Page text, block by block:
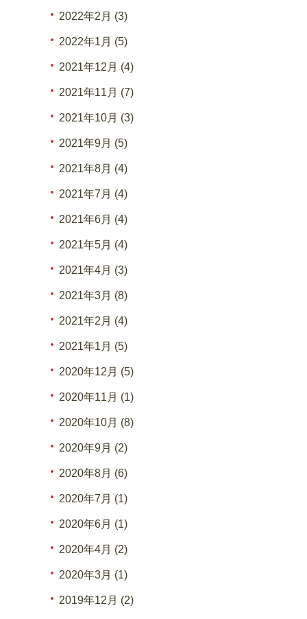
2022年2月 (3)
2022年1月 (5)
2021年12月 (4)
2021年11月 (7)
2021年10月 (3)
2021年9月 (5)
2021年8月 (4)
2021年7月 (4)
2021年6月 (4)
2021年5月 (4)
2021年4月 (3)
2021年3月 (8)
2021年2月 (4)
2021年1月 (5)
2020年12月 (5)
2020年11月 (1)
2020年10月 (8)
2020年9月 (2)
2020年8月 (6)
2020年7月 (1)
2020年6月 (1)
2020年4月 (2)
2020年3月 (1)
2019年12月 (2)